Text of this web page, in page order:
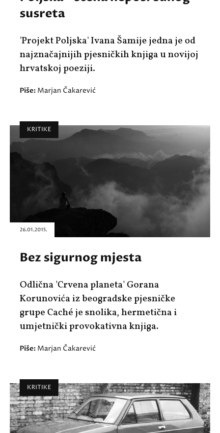
susreta
'Projekt Poljska' Ivana Šamije jedna je od
najznačajnijih pjesničkih knjiga u novijoj
hrvatskoj poeziji.
Piše: Marjan Čakarević
KRITIKE
26.01.2015.
Bez sigurnog mjesta
Odlična 'Crvena planeta' Gorana
Korunovića iz beogradske pjesničke
grupe Caché je snolika, hermetična i
umjetnički provokativna knjiga.
Piše: Marjan Čakarević
KRITIKE